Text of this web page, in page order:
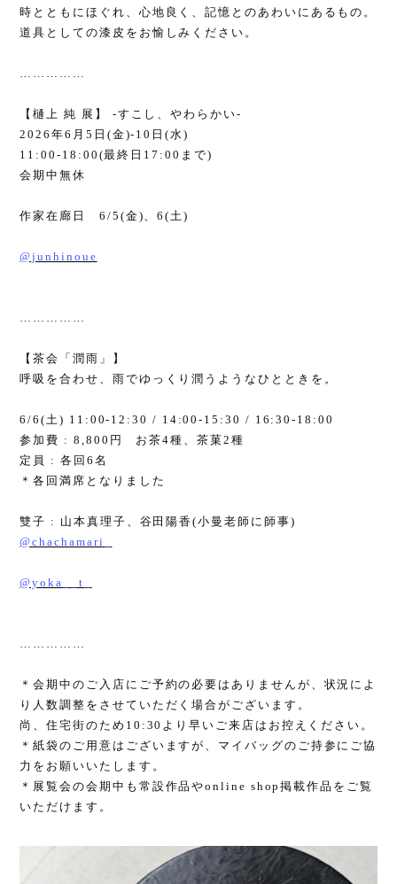
時とともにほぐれ、心地良く、記憶とのあわいにあるもの。
道具としての漆皮をお愉しみください。
……………
【樋上 純 展】 -すこし、やわらかい-
2026年6 月 5 日 (金)-10 日(水)
11:00-18:00(最終日 17:00 まで)
会期中無休
作家在廊日 6/5(金)、6(土)
@junhinoue
……………
【茶会「潤雨」】
呼吸を合わせ、雨でゆっくり潤うようなひとときを。
6/6(土) 11:00-12:30 / 14:00-15:30 / 16:30-18:00
参加費 : 8,800 円 お茶4種、茶菓2 種
定員
: 各回 6 名
＊各回満席となりました
雙子 : 山本真理子、谷田陽香(小曼老師に師事)
@chachamari_
@yoka__t_
……………
＊会期中のご入店にご予約の必要はありませんが、状況によ
り人数調整をさせていただく場合がございます。
尚、住宅街のため 10:30 より早いご来店はお控えください。
＊紙袋のご用意はございますが、マイバッグのご持参にご協
力をお願いいたします。
＊展覧会の会期中も常設作品やonline shop掲載作品をご覧
いただけます。